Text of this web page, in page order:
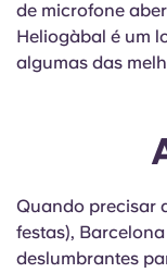
de microfone
Heliogàbal é um
algumas das
Quando precisar
festas),
deslumbrantes